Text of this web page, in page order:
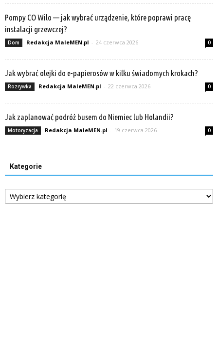
Pompy CO Wilo — jak wybrać urządzenie, które poprawi pracę
instalacji grzewczej?
Dom Redakcja MaleMEN.pl - 24 czerwca 2026 0
Jak wybrać olejki do e-papierosów w kilku świadomych krokach?
Rozrywka Redakcja MaleMEN.pl - 22 czerwca 2026 0
Jak zaplanować podróż busem do Niemiec lub Holandii?
Motoryzacja Redakcja MaleMEN.pl - 19 czerwca 2026 0
Kategorie
Kategorie